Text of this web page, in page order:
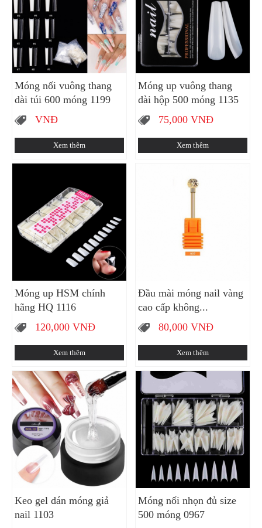
Móng nối vuông thang
dài túi 600 móng 1199
VNĐ
Xem thêm
Móng up vuông thang
dài hộp 500 móng 1135
75,000 VNĐ
Xem thêm
Móng up HSM chính
hãng HQ 1116
120,000VNĐ
Xem thêm
Đầu mài móng nail vàng
cao cấp không...
80,000 VNĐ
Xem thêm
Keo gel dán móng giả
nail 1103
Móng nối nhọn đủ size
500 móng 0967